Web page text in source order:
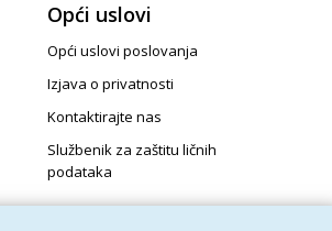
Opći uslovi
Opći uslovi poslovanja
Izjava o privatnosti
Kontaktirajte nas
Službenik za zaštitu ličnih
podataka